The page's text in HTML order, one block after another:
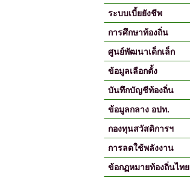
ระบบเบี้ยยังชีพ
การศึกษาท้องถิ่น
ศูนย์พัฒนาเด็กเล็ก
ข้อมูลเลือกตั้ง
บันทึกบัญชีท้องถิ่น
ข้อมูลกลาง อปท.
กองทุนสวัสดิการฯ
การลดใช้พลังงาน
ข้อกฏหมายท้องถิ่นไทย